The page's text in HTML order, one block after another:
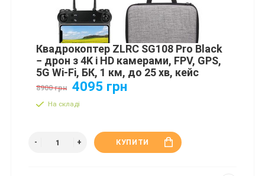
Квадрокоптер ZLRC SG108 Pro Black
− дрон з 4K і HD камерами, FPV, GPS,
5G Wi-Fi, БК, 1 км, до 25 хв, кейс
8900 грн 4095 грн
На складі
КУПИТИ